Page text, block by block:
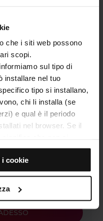
che i siti web possono
scopi.
sul tipo di
installare nel tuo
tipo si installano,
chi li installa (se
e qual è il periodo
nel browser. Se il
i cookie", consenti
nel tuo browser.
trovi un selettore che ti
cookie
online